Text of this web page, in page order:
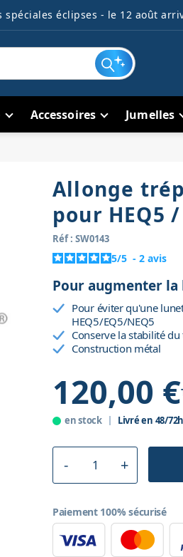
spéciales éclipses - le 12 août
Accessoires Jumelles
Allonge
pour HEQ5
Réf : SW0143
5/5 - 2 avis
Pour augmenter
Pour éviter qu'une
HEQ5/EQ5/NEQ5
Conserve la stabilité
Construction métal
120,00 €
en stock Livré en 48/72h
Paiement 100% sécurisé